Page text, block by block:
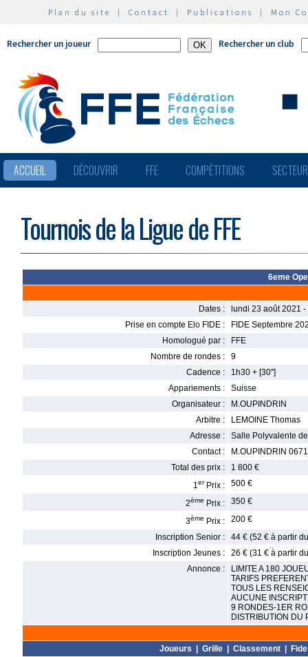
Plan du site | Contact | Publications | Mon
Rechercher un joueur Rechercher un club
ACCUEIL DÉCOUVRIR FFE COMPÉTITIONS
Tournois de la Ligue de FFE
6eme
Dates :
lundi 23 août 2021
Prise en compte Elo FIDE :
FIDE Septembre
Homologué par :
FFE
Nombre de rondes :
9
Cadence :
1h30 + [30'']
Appariements :
Suisse
Organisateur :
M.OUPINDRIN
Arbitre :
LEMOINE Thomas
Adresse :
Salle Polyvalente
Contact :
M.OUPINDRIN
Total des prix :
1 800 €
1er Prix : 500 €
2ème Prix : 350 €
3ème Prix :
200 €
Inscription Senior :
44 € (52 € à partir
Inscription Jeunes :
26 € (31 € à partir
Annonce :
LIMITE A 180
TARIFS
TOUS LES
AUCUNE
9 RONDES-1ER
DISTRIBUTION DU
Joueurs Grille Classement Fide